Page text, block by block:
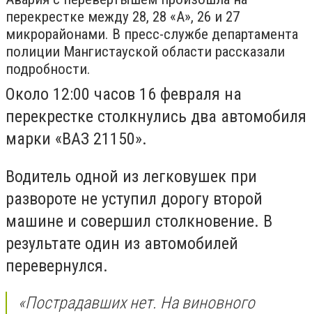
перекрестке между 28, 28 «А», 26 и 27
микрорайонами. В пресс-службе департамента
полиции Мангистауской области рассказали
подробности.
Около 12:00 часов 16 февраля на
перекрестке столкнулись два автомобиля
марки «ВАЗ 21150».
Водитель одной из легковушек при
развороте не уступил дорогу второй
машине и совершил столкновение. В
результате один из автомобилей
перевернулся.
«Пострадавших нет. На виновного